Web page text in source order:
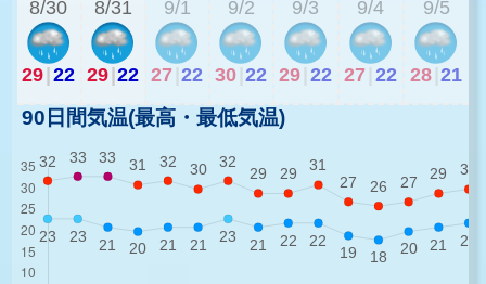
8/30
29 22
8/31
29 22
9/1
27 22
9/2
30 22
9/3
29 22
9/4
27 22
9/5
28 21
90日間気温(最高・最低気温)